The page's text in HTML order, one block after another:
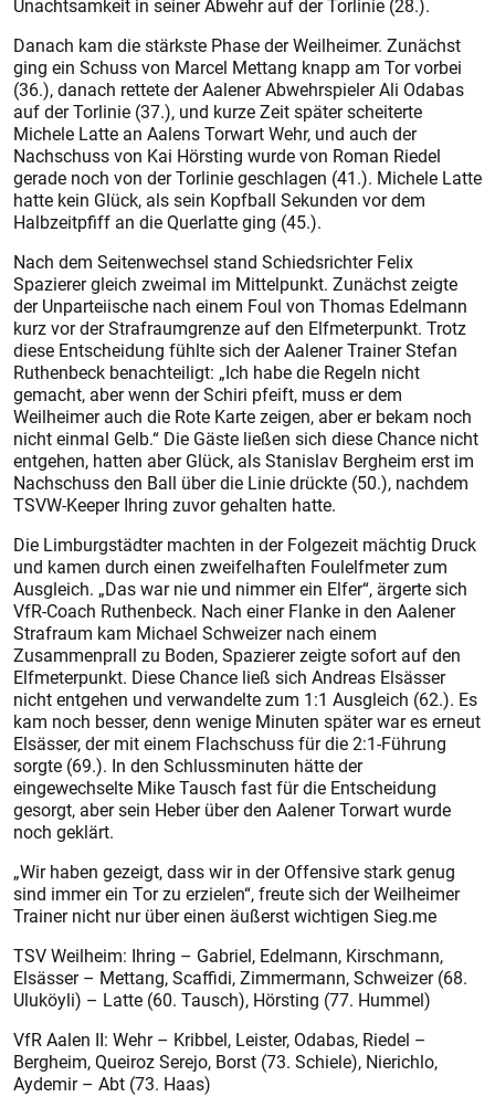
Unachtsamkeit in seiner Abwehr auf der Torlinie (28.).
Danach kam die stärkste Phase der Weilheimer. Zunächst
ging ein Schuss von Marcel Mettang knapp am Tor vorbei
(36.), danach rettete der Aalener Abwehrspieler Ali Odabas
auf der Torlinie (37.), und kurze Zeit später scheiterte
Michele Latte an Aalens Torwart Wehr, und auch der
Nachschuss von Kai Hörsting wurde von Roman Riedel
gerade noch von der Torlinie geschlagen (41.). Michele Latte
hatte kein Glück, als sein Kopfball Sekunden vor dem
Halbzeitpfiff an die Querlatte ging (45.).
Nach dem Seitenwechsel stand Schiedsrichter Felix
Spazierer gleich zweimal im Mittelpunkt. Zunächst zeigte
der Unparteiische nach einem Foul von Thomas Edelmann
kurz vor der Strafraumgrenze auf den Elfmeterpunkt. Trotz
diese Entscheidung fühlte sich der Aalener Trainer Stefan
Ruthenbeck benachteiligt: „Ich habe die Regeln nicht
gemacht, aber wenn der Schiri pfeift, muss er dem
Weilheimer auch die Rote Karte zeigen, aber er bekam noch
nicht einmal Gelb.“ Die Gäste ließen sich diese Chance nicht
entgehen, hatten aber Glück, als Stanislav Bergheim erst im
Nachschuss den Ball über die Linie drückte (50.), nachdem
TSVW-Keeper Ihring zuvor gehalten hatte.
Die Limburgstädter machten in der Folgezeit mächtig Druck
und kamen durch einen zweifelhaften Foulelfmeter zum
Ausgleich. „Das war nie und nimmer ein Elfer“, ärgerte sich
VfR-Coach Ruthenbeck. Nach einer Flanke in den Aalener
Strafraum kam Michael Schweizer nach einem
Zusammenprall zu Boden, Spazierer zeigte sofort auf den
Elfmeterpunkt. Diese Chance ließ sich Andreas Elsässer
nicht entgehen und verwandelte zum 1:1 Ausgleich (62.). Es
kam noch besser, denn wenige Minuten später war es erneut
Elsässer, der mit einem Flachschuss für die 2:1-Führung
sorgte (69.). In den Schlussminuten hätte der
eingewechselte Mike Tausch fast für die Entscheidung
gesorgt, aber sein Heber über den Aalener Torwart wurde
noch geklärt.
„Wir haben gezeigt, dass wir in der Offensive stark genug
sind immer ein Tor zu erzielen“, freute sich der Weilheimer
Trainer nicht nur über einen äußerst wichtigen Sieg.me
TSV Weilheim: Ihring – Gabriel, Edelmann, Kirschmann,
Elsässer – Mettang, Scaffidi, Zimmermann, Schweizer (68.
Uluköyli) – Latte (60. Tausch), Hörsting (77. Hummel)
VfR Aalen II: Wehr – Kribbel, Leister, Odabas, Riedel –
Bergheim, Queiroz Serejo, Borst (73. Schiele), Nierichlo,
Aydemir – Abt (73. Haas)